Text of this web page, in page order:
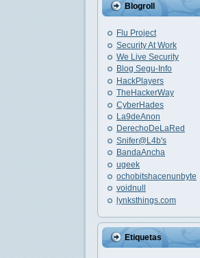
Blogroll
Flu Project
Security At Work
We Live Security
Blog Segu-Info
HackPlayers
TheHackerWay
CyberHades
La9deAnon
DerechoDeLaRed
Snifer@L4b's
BandaAncha
ugeek
ochobitshacenunbyte
voidnull
lynksthings.com
Etiquetas